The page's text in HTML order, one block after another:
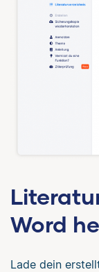
Word
Lade dein